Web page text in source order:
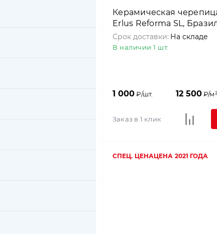
Керамическая
Erlus Reforma SL,
Срок доставки: На складе
В наличии 1 шт.
1 000₽/шт. 12 500₽/м²
Заказ в 1 клик
СПЕЦ. ЦЕНАЦЕНА 2021 ГОДА